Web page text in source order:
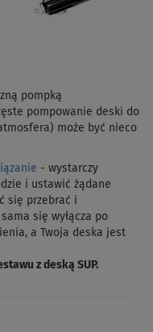
pompką
pompowanie deski do
może być nieco
- wystarczy
i ustawić żądane
się przebrać i
się wyłącza po
a Twoja deska jest
z deską SUP.